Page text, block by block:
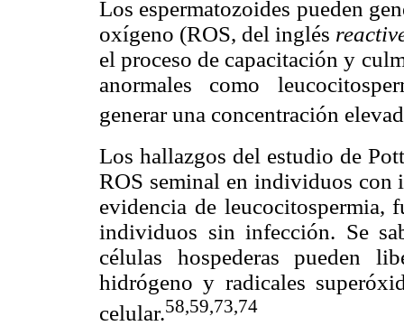
Los espermatozoides pueden
oxígeno (ROS, del inglés
el proceso de capacitación y
anormales como
generar una concentración
Los hallazgos del estudio de
ROS seminal en individuos con
evidencia de leucocitospermia,
individuos sin infección. Se
células hospederas pueden
hidrógeno y radicales
celular.58,59,73,74